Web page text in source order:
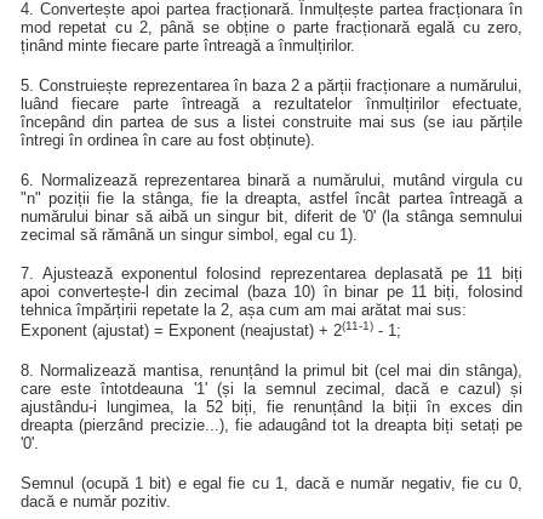
4. Convertește apoi partea fracționară. Înmulțește partea fracționara în
mod repetat cu 2, până se obține o parte fracționară egală cu zero,
ținând minte fiecare parte întreagă a înmulțirilor.
5. Construiește reprezentarea în baza 2 a părții fracționare a numărului,
luând fiecare parte întreagă a rezultatelor înmulțirilor efectuate,
începând din partea de sus a listei construite mai sus (se iau părțile
întregi în ordinea în care au fost obținute).
6. Normalizează reprezentarea binară a numărului, mutând virgula cu
"n" poziții fie la stânga, fie la dreapta, astfel încât partea întreagă a
numărului binar să aibă un singur bit, diferit de '0' (la stânga semnului
zecimal să rămână un singur simbol, egal cu 1).
7. Ajustează exponentul folosind reprezentarea deplasată pe 11 biți
apoi convertește-l din zecimal (baza 10) în binar pe 11 biți, folosind
tehnica împărțirii repetate la 2, așa cum am mai arătat mai sus:
Exponent (ajustat) = Exponent (neajustat) + 2(11-1) - 1;
8. Normalizează mantisa, renunțând la primul bit (cel mai din stânga),
care este întotdeauna '1' (și la semnul zecimal, dacă e cazul) și
ajustându-i lungimea, la 52 biți, fie renunțând la biții în exces din
dreapta (pierzând precizie...), fie adaugând tot la dreapta biți setați pe
'0'.
Semnul (ocupă 1 bit) e egal fie cu 1, dacă e număr negativ, fie cu 0,
dacă e număr pozitiv.